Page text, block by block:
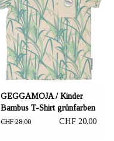
GEGGAMOJA / Kinder
Bambus T-Shirt grünfarben
CHF 28,00 CHF 20,00